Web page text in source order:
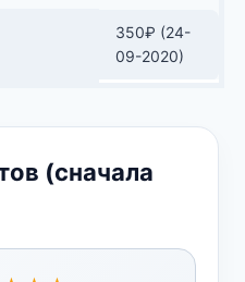
350₽ (24-
09-2020)
(сначала